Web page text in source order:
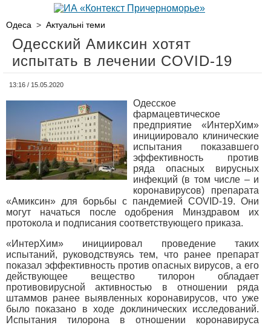
Одеса > Актуальні теми
Одесский Амиксин хотят
испытать в лечении COVID-19
13:16 / 15.05.2020
Одесское
фармацевтическое
предприятие «ИнтерХим»
инициировало клинические
испытания показавшего
эффективность против
ряда опасных вирусных
инфекций (в том числе – и
коронавирусов) препарата
«Амиксин» для борьбы с пандемией COVID-19. Они
могут начаться после одобрения Минздравом их
протокола и подписания соответствующего приказа.
«ИнтерХим» инициировал проведение таких
испытаний, руководствуясь тем, что ранее препарат
показал эффективность против опасных вирусов, а его
действующее вещество тилорон обладает
противовирусной активностью в отношении ряда
штаммов ранее выявленных коронавирусов, что уже
было показано в ходе доклинических исследований.
Испытания тилорона в отношении коронавируса